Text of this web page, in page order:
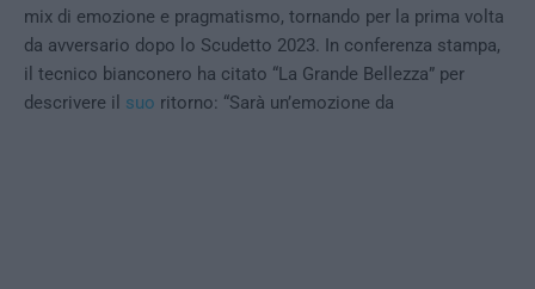
mix di emozione e pragmatismo, tornando per la prima volta
da avversario dopo lo Scudetto 2023. In conferenza stampa,
il tecnico bianconero ha citato “La Grande Bellezza” per
descrivere il suo ritorno: “Sarà un’emozione da